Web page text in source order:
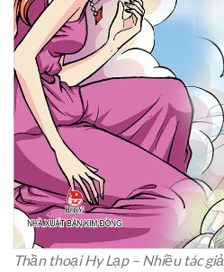
Thần thoại Hy Lạp – Nhiều tác giả